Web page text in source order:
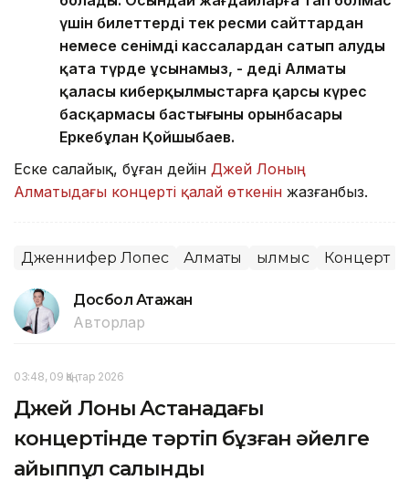
үшін билеттерді тек ресми сайттардан
немесе сенімді кассалардан сатып алуды
қатаң түрде ұсынамыз, - деді Алматы
қаласы киберқылмыстарға қарсы күрес
басқармасы бастығының орынбасары
Еркебұлан Қойшыбаев.
Еске салайық, бұған дейін Джей Лоның
Алматыдағы концерті қалай өткенін жазғанбыз.
Дженнифер Лопес Алматы Қылмыс Концерт
Досбол Атажан
Авторлар
03:48, 09 Қаңтар 2026
Джей Лоның Астанадағы
концертінде тәртіп бұзған әйелге
айыппұл салынды